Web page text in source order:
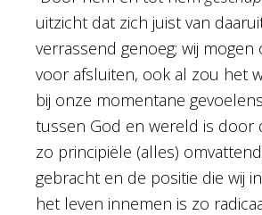
uitzicht dat zich juist van
verrassend genoeg; wij
voor afsluiten, ook al zou het
bij onze momentane
tussen God en wereld is door
zo principiële (alles)
gebracht en de positie die wij
het leven innemen is zo